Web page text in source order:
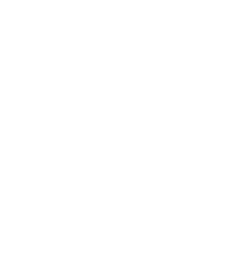
海东亚酒楼聚餐